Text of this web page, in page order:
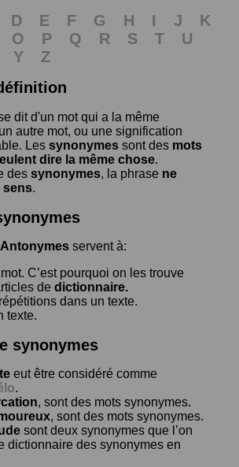
D E F G H I J
K
O P Q R S T
U
Y
Z
dit d'un mot qui a la même
autre mot, ou une signification
Les synonymes sont des mots
dire la même chose.
des synonymes, la phrase ne
sens.
Antonymes servent à:
C’est pourquoi on les trouve
de dictionnaire.
dans un texte.
texte.
synonymes
eut être considéré comme
.
, sont des mots synonymes.
, sont des mots synonymes.
sont deux synonymes que l’on
dictionnaire des synonymes en